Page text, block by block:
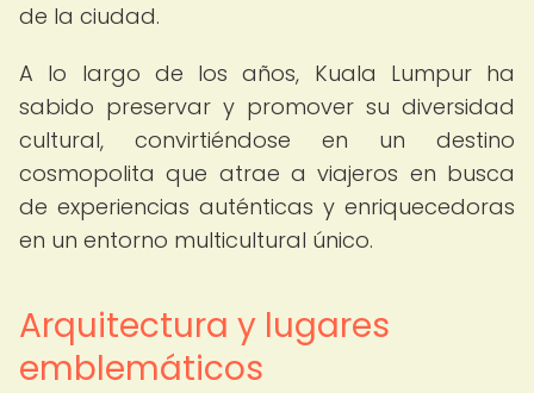
de la ciudad.
A lo largo de los años, Kuala Lumpur ha
sabido preservar y promover su diversidad
cultural, convirtiéndose en un destino
cosmopolita que atrae a viajeros en busca
de experiencias auténticas y enriquecedoras
en un entorno multicultural único.
Arquitectura y lugares
emblemáticos